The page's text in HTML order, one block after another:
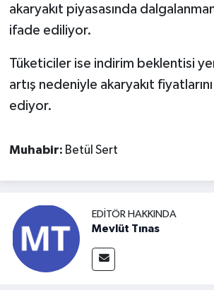
akaryakıt piyasasında
ifade ediliyor.
Tüketiciler ise indirim beklentisi
artış nedeniyle akaryakıt
ediyor.
Muhabir: Betül Sert
EDITÖR HAKKINDA
Mevlüt Tınas